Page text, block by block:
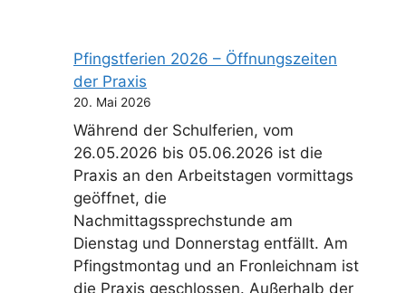
Pfingstferien 2026 – Öffnungszeiten
der Praxis
20. Mai 2026
Während der Schulferien, vom
26.05.2026 bis 05.06.2026 ist die
Praxis an den Arbeitstagen vormittags
geöffnet, die
Nachmittagssprechstunde am
Dienstag und Donnerstag entfällt. Am
Pfingstmontag und an Fronleichnam ist
die Praxis geschlossen. Außerhalb der